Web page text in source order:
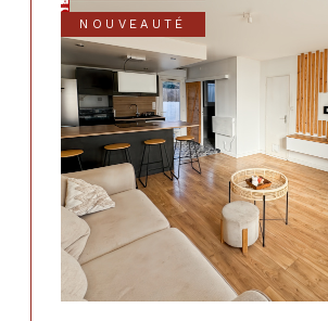
NOUVEAUTÉ